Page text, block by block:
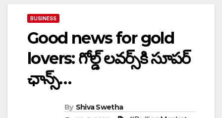
BUSINESS
Good news for gold
lovers: గోల్డ్ లవర్స్‌కి సూపర్
ఛాన్స్…
By Shiva Swetha